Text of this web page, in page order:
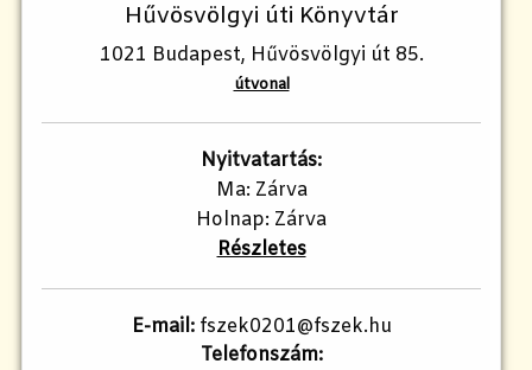
Hűvösvölgyi úti Könyvtár
1021 Budapest, Hűvösvölgyi út 85.
útvonal
Nyitvatartás:
Ma: Zárva
Holnap: Zárva
Részletes
E-mail:fszek0201@fszek.hu
Telefonszám: